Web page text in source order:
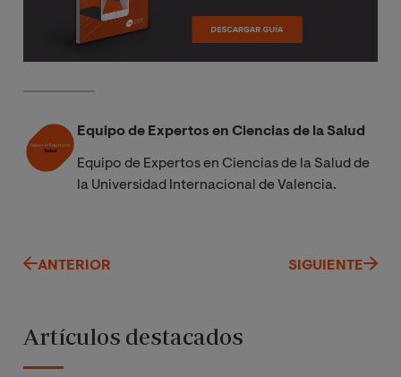
Equipo de Expertos en Ciencias de la Salud
Equipo de Expertos en Ciencias de la Salud de
la Universidad Internacional de Valencia.
ANTERIOR SIGUIENTE
Artículos destacados